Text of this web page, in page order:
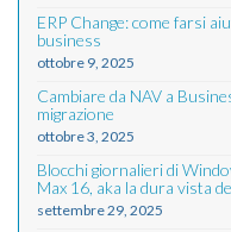
ERP Change: come farsi
business
ottobre 9, 2025
Cambiare da NAV a
migrazione
ottobre 3, 2025
Blocchi giornalieri di
Max 16, aka la dura vista
settembre 29, 2025